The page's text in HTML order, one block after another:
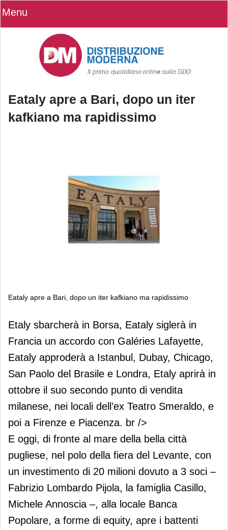
Menu
Eataly apre a Bari, dopo un iter
kafkiano ma rapidissimo
Eataly apre a Bari, dopo un iter kafkiano ma rapidissimo
Eataly apre a Bari, dopo un iter
kafkiano ma rapidissimo
Etaly sbarcherà in Borsa, Eataly siglerà in
Francia un accordo con Galéries Lafayette,
Eataly approderà a Istanbul, Dubay, Chicago,
San Paolo del Brasile e Londra, Etaly aprirà in
ottobre il suo secondo punto di vendita
milanese, nei locali dell’ex Teatro Smeraldo, e
poi a Firenze e Piacenza. br />
E oggi, di fronte al mare della bella città
pugliese, nel polo della fiera del Levante, con
un investimento di 20 milioni dovuto a 3 soci –
Fabrizio Lombardo Pijola, la famiglia Casillo,
Michele Annoscia –, alla locale Banca
Popolare, a forme di equity, apre i battenti